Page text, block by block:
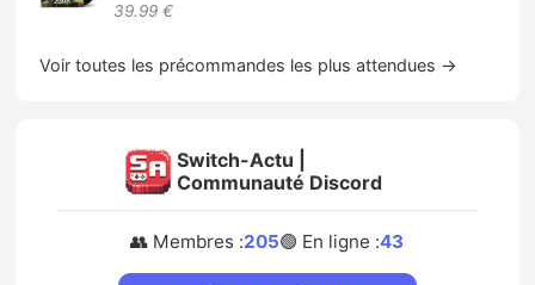
39.99 €
Voir toutes les précommandes les plus attendues →
Switch-Actu |
Communauté Discord
👥 Membres :205🟢 En ligne :43